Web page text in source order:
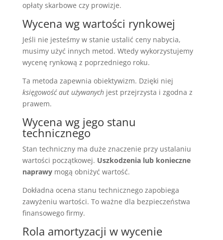
opłaty skarbowe czy prowizje.
Wycena wg wartości rynkowej
Jeśli nie jesteśmy w stanie ustalić ceny nabycia,
musimy użyć innych metod. Wtedy wykorzystujemy
wycenę rynkową z poprzedniego roku.
Ta metoda zapewnia obiektywizm. Dzięki niej
księgowość aut używanychjest przejrzysta i zgodna z
prawem.
Wycena wg jego stanu
technicznego
Stan techniczny ma duże znaczenie przy ustalaniu
wartości początkowej. Uszkodzenia lub konieczne
naprawymogą obniżyć wartość.
Dokładna ocena stanu technicznego zapobiega
zawyżeniu wartości. To ważne dla bezpieczeństwa
finansowego firmy.
Rola amortyzacji w wycenie